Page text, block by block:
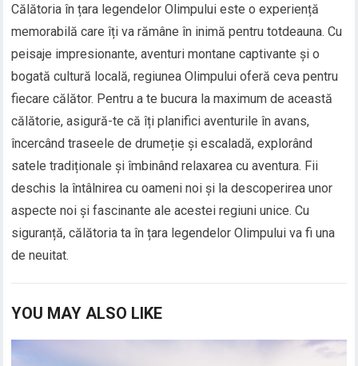
Călătoria în țara legendelor Olimpului este o experiență
memorabilă care îți va rămâne în inimă pentru totdeauna. Cu
peisaje impresionante, aventuri montane captivante și o
bogată cultură locală, regiunea Olimpului oferă ceva pentru
fiecare călător. Pentru a te bucura la maximum de această
călătorie, asigură-te că îți planifici aventurile în avans,
încercând traseele de drumeție și escaladă, explorând
satele tradiționale și îmbinând relaxarea cu aventura. Fii
deschis la întâlnirea cu oameni noi și la descoperirea unor
aspecte noi și fascinante ale acestei regiuni unice. Cu
siguranță, călătoria ta în țara legendelor Olimpului va fi una
de neuitat.
YOU MAY ALSO LIKE